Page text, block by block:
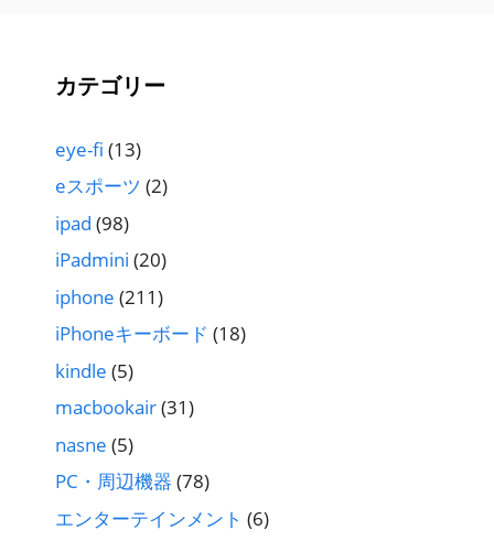
カテゴリー
eye-fi (13)
eスポーツ (2)
ipad (98)
iPadmini (20)
iphone (211)
iPhoneキーボード (18)
kindle (5)
macbookair(31)
nasne (5)
PC・周辺機器 (78)
エンターテインメント (6)